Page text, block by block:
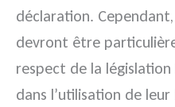
déclaration.
devront être
respect de la
dans l’utilisation de